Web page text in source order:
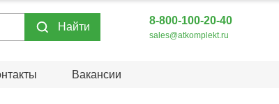
Hайти
8-800-100-20-40
sales@atkomplekt.ru
Вакансии